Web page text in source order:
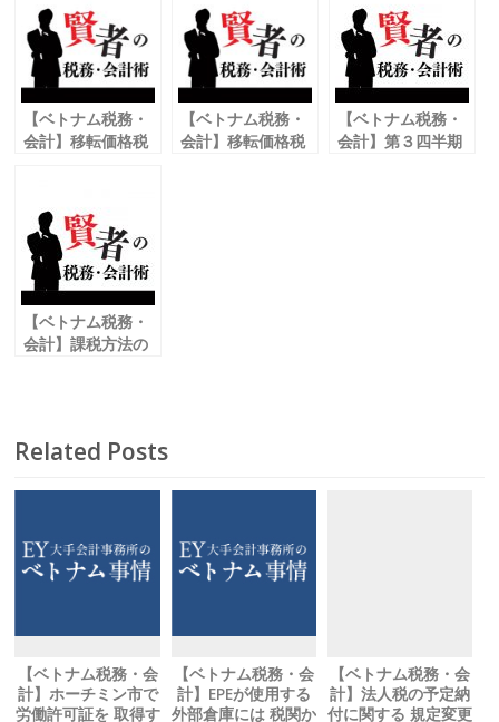
o
o
k
【ベトナム税務・
会計】移転価格税
格税制の概要
【ベトナム税務・
会計】移転価格税
【ベトナム税務・
会計】第３四半期
【ベトナム税務・
会計】課税方法の
Related Posts
【ベトナム税務・会
計】ホーチミン市で
労働許可証を 取得す
【ベトナム税務・会
計】EPEが使用する
外部倉庫には 税関か
【ベトナム税務・会
計】法人税の予定納
付に関する 規定変更